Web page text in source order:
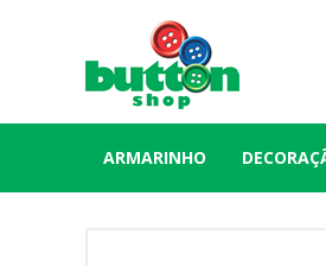
ARMARINHO